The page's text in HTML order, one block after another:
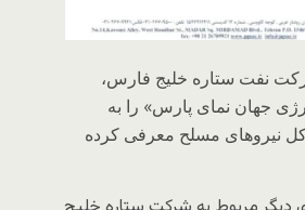
نفت ستاره خلیج فارس،
جهان نمای پارس» را به
نیروهای مسلح معرفی کرده